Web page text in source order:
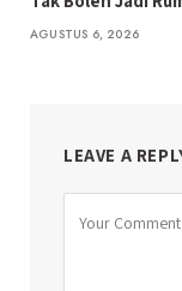
AGUSTUS 6, 2026
LEAVE A